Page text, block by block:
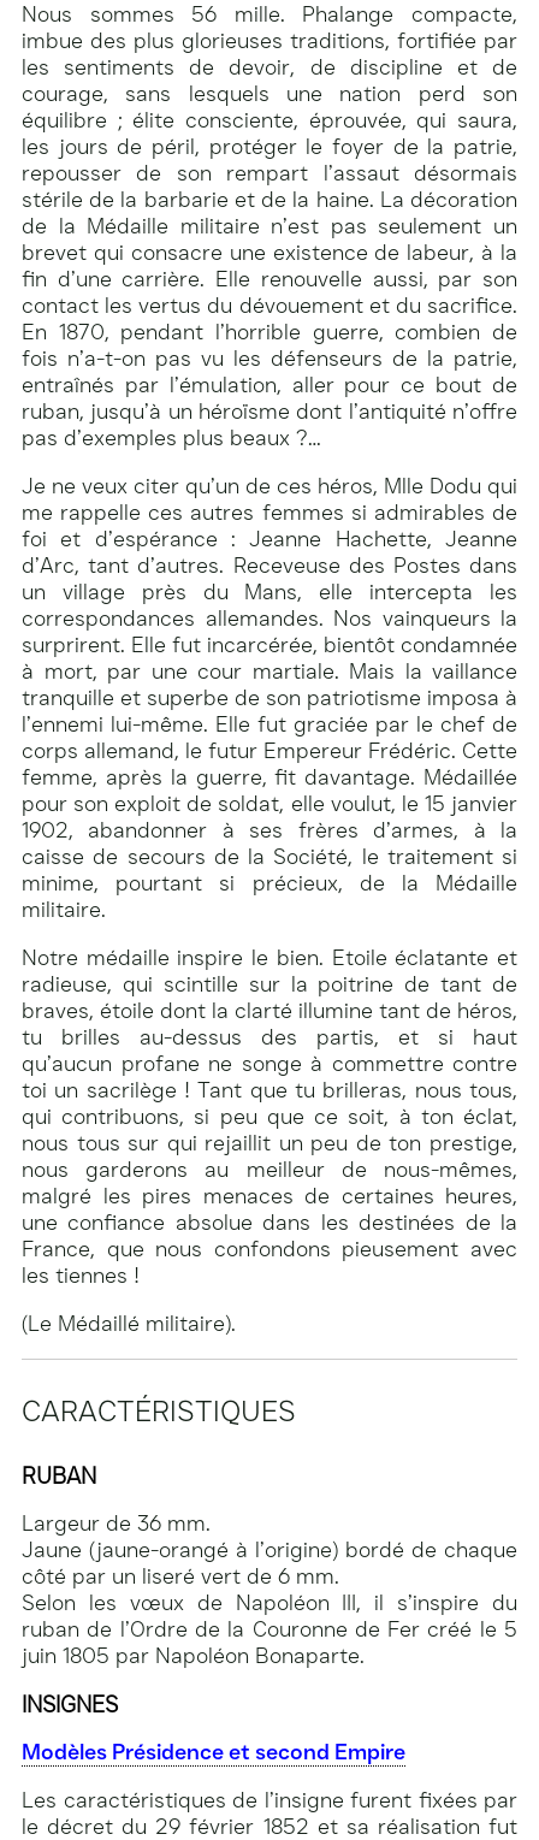
Nous sommes 56 mille. Phalange compacte,
imbue des plus glorieuses traditions, fortifiée par
les sentiments de devoir, de discipline et de
courage, sans lesquels une nation perd son
équilibre ; élite consciente, éprouvée, qui saura,
les jours de péril, protéger le foyer de la patrie,
repousser de son rempart l’assaut désormais
stérile de la barbarie et de la haine. La décoration
de la Médaille militaire n’est pas seulement un
brevet qui consacre une existence de labeur, à la
fin d’une carrière. Elle renouvelle aussi, par son
contact les vertus du dévouement et du sacrifice.
En 1870, pendant l’horrible guerre, combien de
fois n’a-t-on pas vu les défenseurs de la patrie,
entraînés par l’émulation, aller pour ce bout de
ruban, jusqu’à un héroïsme dont l’antiquité n’offre
pas d’exemples plus beaux ?…
Je ne veux citer qu’un de ces héros, Mlle Dodu qui
me rappelle ces autres femmes si admirables de
foi et d’espérance : Jeanne Hachette, Jeanne
d’Arc, tant d’autres. Receveuse des Postes dans
un village près du Mans, elle intercepta les
correspondances allemandes. Nos vainqueurs la
surprirent. Elle fut incarcérée, bientôt condamnée
à mort, par une cour martiale. Mais la vaillance
tranquille et superbe de son patriotisme imposa à
l’ennemi lui-même. Elle fut graciée par le chef de
corps allemand, le futur Empereur Frédéric. Cette
femme, après la guerre, fit davantage. Médaillée
pour son exploit de soldat, elle voulut, le 15 janvier
1902, abandonner à ses frères d’armes, à la
caisse de secours de la Société, le traitement si
minime, pourtant si précieux, de la Médaille
militaire.
Notre médaille inspire le bien. Etoile éclatante et
radieuse, qui scintille sur la poitrine de tant de
braves, étoile dont la clarté illumine tant de héros,
tu brilles au-dessus des partis, et si haut
qu’aucun profane ne songe à commettre contre
toi un sacrilège ! Tant que tu brilleras, nous tous,
qui contribuons, si peu que ce soit, à ton éclat,
nous tous sur qui rejaillit un peu de ton prestige,
nous garderons au meilleur de nous-mêmes,
malgré les pires menaces de certaines heures,
une confiance absolue dans les destinées de la
France, que nous confondons pieusement avec
les tiennes !
(Le Médaillé militaire).
CARACTÉRISTIQUES
RUBAN
Largeur de 36 mm.
Jaune (jaune-orangé à l’origine) bordé de chaque
côté par un liseré vert de 6 mm.
Selon les vœux de Napoléon III, il s’inspire du
ruban de l’Ordre de la Couronne de Fer créé le 5
juin 1805 par Napoléon Bonaparte.
INSIGNES
Modèles Présidence et second Empire
Les caractéristiques de l’insigne furent fixées par
le décret du 29 février 1852 et sa réalisation fut